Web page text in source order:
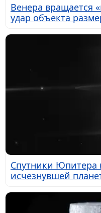
Венера вращается
удар объекта
Спутники Юпитера
исчезнувшей